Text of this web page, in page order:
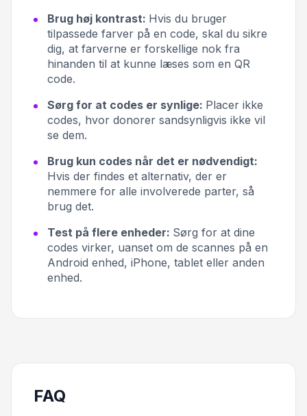
Brug høj kontrast: Hvis du bruger
tilpassede farver på en code, skal du sikre
dig, at farverne er forskellige nok fra
hinanden til at kunne læses som en QR
code.
Sørg for at codes er synlige: Placer ikke
codes, hvor donorer sandsynligvis ikke vil
se dem.
Brug kun codes når det er nødvendigt:
Hvis der findes et alternativ, der er
nemmere for alle involverede parter, så
brug det.
Test på flere enheder: Sørg for at dine
codes virker, uanset om de scannes på en
Android enhed, iPhone, tablet eller anden
enhed.
FAQ